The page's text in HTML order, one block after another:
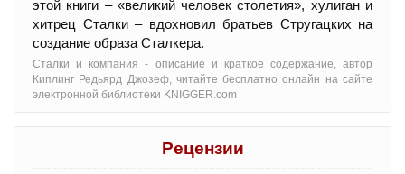
этой книги – «великий человек столетия», хулиган и
хитрец Сталки – вдохновил братьев Стругацких на
создание образа Сталкера.
Сталки и компания - oписание и краткое содержание, автор
Киплинг Редьярд Джозеф, читайте бесплатно онлайн на сайте
электронной библиотеки KNIGGER.com
Рецензии